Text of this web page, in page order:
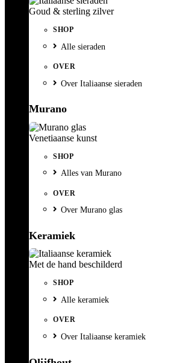
Goud & sterling zilver
SHOP
Alle sieraden
OVER
Over Italiaanse sieraden
Murano
Venetiaanse kunst
SHOP
Alles van Murano
OVER
Over Murano glas
Keramiek
Met de hand beschilderd
SHOP
Alle keramiek
OVER
Over Italiaanse keramiek